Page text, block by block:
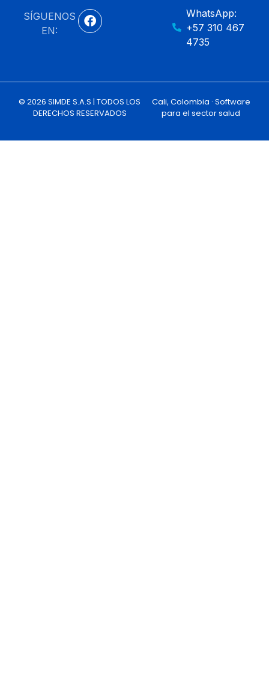
SÍGUENOS
EN:
WhatsApp:
+57 310 467
4735
© 2026 SIMDE S.A.S | TODOS LOS
DERECHOS RESERVADOS
Cali, Colombia · Software
para el sector salud